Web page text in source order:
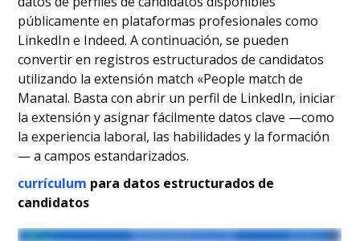
públicamente en plataformas profesionales como
LinkedIn e Indeed. A continuación, se pueden
convertir en registros estructurados de candidatos
utilizando la extensión match «People match de
Manatal. Basta con abrir un perfil de LinkedIn, iniciar
la extensión y asignar fácilmente datos clave —como
la experiencia laboral, las habilidades y la formación
— a campos estandarizados.
currículum para datos estructurados de
candidatos